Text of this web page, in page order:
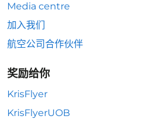
Media centre
加入我们
航空公司合作伙伴
奖励给你
KrisFlyer
KrisFlyerUOB